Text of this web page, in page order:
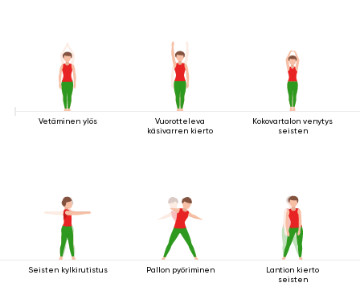
Vetäminen ylös
Vuorotteleva
käsivarren kierto
Kokovartalon venytys
seisten
Seisten kylkirutistus Pallon pyöriminen
Lantion kierto
seisten